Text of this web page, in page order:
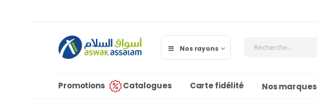
Nos rayons
Promotions Catalogues Carte fidélité Nos marques